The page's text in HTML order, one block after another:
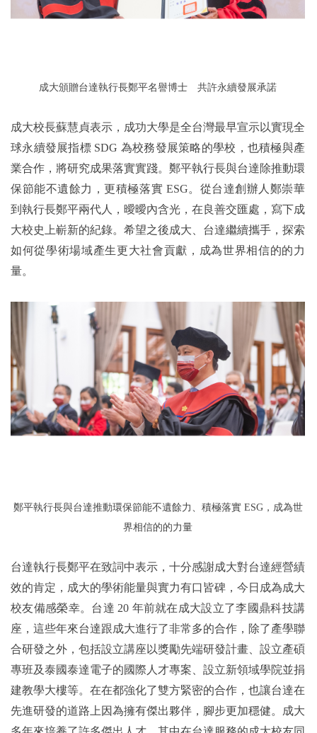
成大頒贈台達執行長鄭平名譽博士 共許永續發展承諾
成大校長蘇慧貞表示，成功大學是全台灣最早宣示以實現全
球永續發展指標 SDG 為校務發展策略的學校，也積極與產
業合作，將研究成果落實實踐。鄭平執行長與台達除推動環
保節能不遺餘力，更積極落實 ESG。從台達創辦人鄭崇華
到執行長鄭平兩代人，曖曖內含光，在良善交匯處，寫下成
大校史上嶄新的紀錄。希望之後成大、台達繼續攜手，探索
如何從學術場域產生更大社會貢獻，成為世界相信的的力
量。
鄭平執行長與台達推動環保節能不遺餘力、積極落實 ESG，成為世
界相信的的力量
台達執行長鄭平在致詞中表示，十分感謝成大對台達經營績
效的肯定，成大的學術能量與實力有口皆碑，今日成為成大
校友備感榮幸。台達 20 年前就在成大設立了李國鼎科技講
座，這些年來台達跟成大進行了非常多的合作，除了產學聯
合研發之外，包括設立講座以獎勵先端研發計畫、設立產碩
專班及泰國泰達電子的國際人才專案、設立新領域學院並捐
建教學大樓等。在在都強化了雙方緊密的合作，也讓台達在
先進研發的道路上因為擁有傑出夥伴，腳步更加穩健。成大